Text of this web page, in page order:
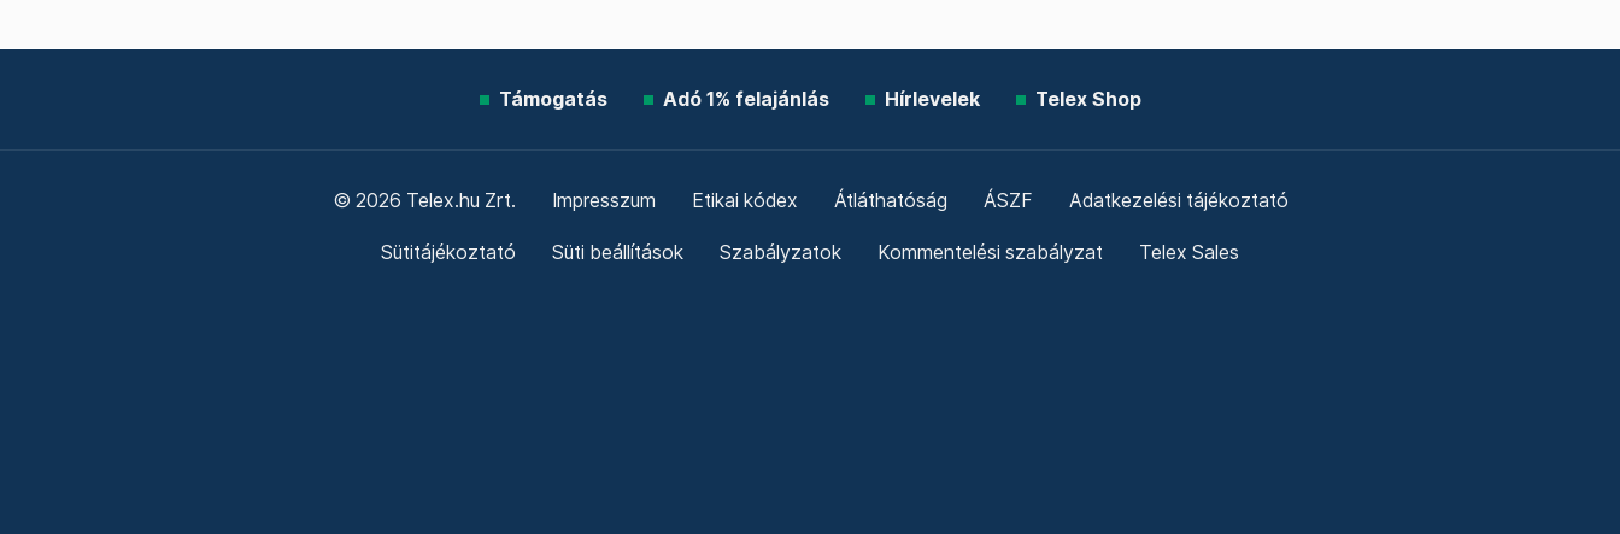
Támogatás Adó 1% felajánlás Hírlevelek Telex Shop
© 2026 Telex.hu Zrt. Impresszum Etikai kódex Átláthatóság ÁSZF Adatkezelési tájékoztató
Sütitájékoztató Süti beállítások Szabályzatok Kommentelési szabályzat Telex Sales